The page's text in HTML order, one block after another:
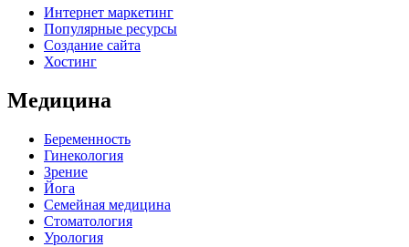
Интернет маркетинг
Популярные ресурсы
Создание сайта
Хостинг
Медицина
Беременность
Гинекология
Зрение
Йога
Семейная медицина
Стоматология
Урология